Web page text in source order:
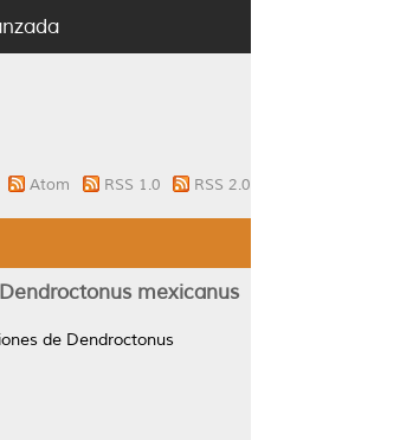
Atom RSS 1.0 RSS 2.0
mexicanus
de Dendroctonus